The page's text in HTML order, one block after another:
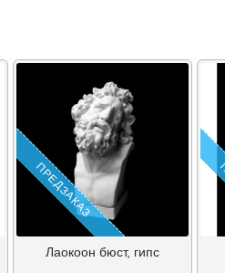
ПРЕДЗАКАЗ
Лаокоон бюст, гипс